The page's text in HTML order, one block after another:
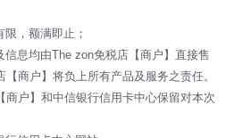
，额满即止；
息均由The zon免税店【商户】直接售
商户】将负上所有产品及服务之责任。
户】和中信银行信用卡中心保留对本次